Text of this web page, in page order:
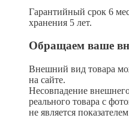
Гарантийный срок 6
хранения 5 лет.
Обращаем ваше
Внешний вид товара
на сайте.
Несовпадение
реального товара с
не является